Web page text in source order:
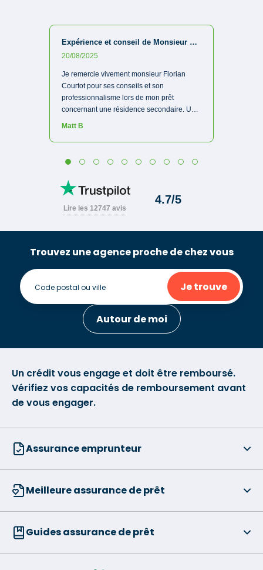
Trouvez une agence proche de chez vous
Je trouve
Autour de moi
Un crédit vous engage et doit être remboursé.
Vérifiez vos capacités de remboursement avant
de vous engager.
Assurance emprunteur
Meilleure assurance de prêt
Guides assurance de prêt